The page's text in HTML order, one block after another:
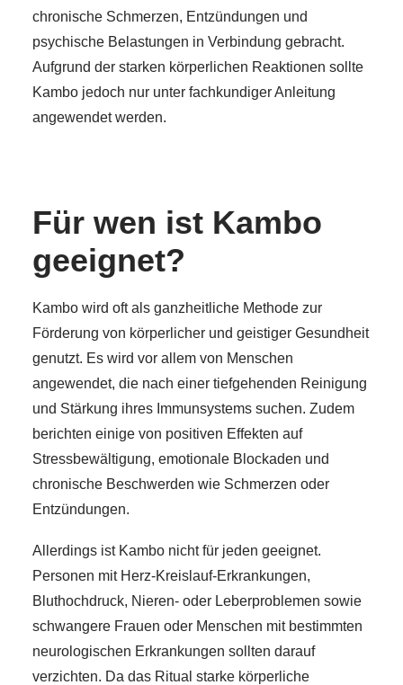
chronische Schmerzen, Entzündungen und
psychische Belastungen in Verbindung gebracht.
Aufgrund der starken körperlichen Reaktionen sollte
Kambo jedoch nur unter fachkundiger Anleitung
angewendet werden.
Für wen ist Kambo
geeignet?
Kambo wird oft als ganzheitliche Methode zur
Förderung von körperlicher und geistiger Gesundheit
genutzt. Es wird vor allem von Menschen
angewendet, die nach einer tiefgehenden Reinigung
und Stärkung ihres Immunsystems suchen. Zudem
berichten einige von positiven Effekten auf
Stressbewältigung, emotionale Blockaden und
chronische Beschwerden wie Schmerzen oder
Entzündungen.
Allerdings ist Kambo nicht für jeden geeignet.
Personen mit Herz-Kreislauf-Erkrankungen,
Bluthochdruck, Nieren- oder Leberproblemen sowie
schwangere Frauen oder Menschen mit bestimmten
neurologischen Erkrankungen sollten darauf
verzichten. Da das Ritual starke körperliche